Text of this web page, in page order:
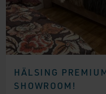
HÄLSING
SHOWROOM!